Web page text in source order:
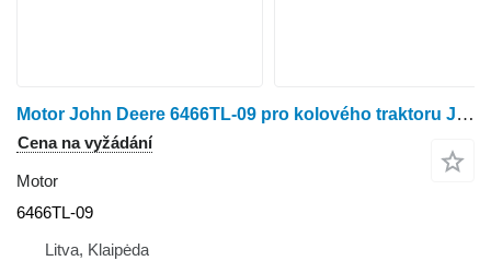
Motor John Deere 6466TL-09 pro kolového traktoru John Deere 4240S
Cena na vyžádání
Motor
6466TL-09
Litva, Klaipėda